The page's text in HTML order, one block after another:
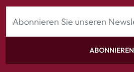
ABONNIEREN